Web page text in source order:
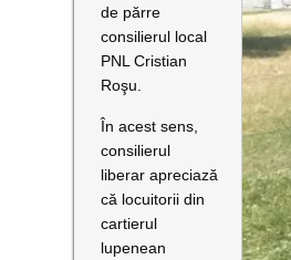
de părre
consilierul local
PNL Cristian
Roşu.
În acest sens,
consilierul
liberar apreciază
că locuitorii din
cartierul
lupenean